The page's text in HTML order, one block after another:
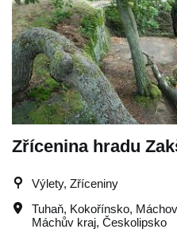
Zřícenina hradu
Výlety, Zříceniny
Tuhaň, Kokořínsko,
Máchův kraj, Českolipsko